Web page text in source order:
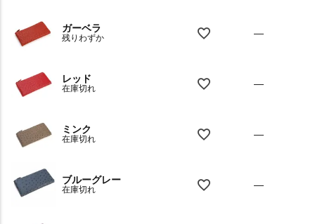
ガーベラ
残りわずか —
レッド
在庫切れ —
ミンク
在庫切れ —
ブルーグレー
在庫切れ —